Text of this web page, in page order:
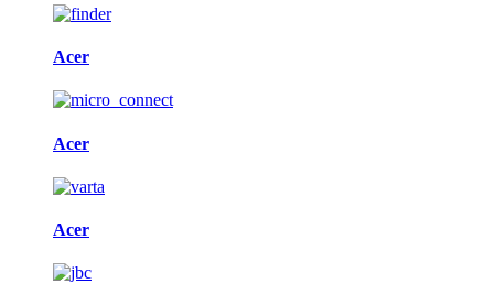
Acer
Acer
Acer